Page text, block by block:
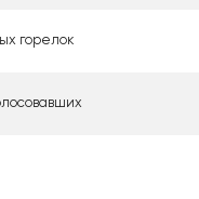
горелок